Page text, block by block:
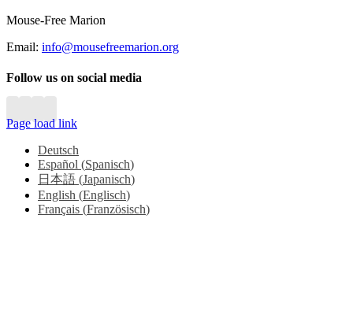
Bar
Mouse-Free Marion
Email: info@mousefreemarion.org
Follow us on social media
Page load link
Deutsch
Español (Spanisch)
日本語 (Japanisch)
English (Englisch)
Français (Französisch)